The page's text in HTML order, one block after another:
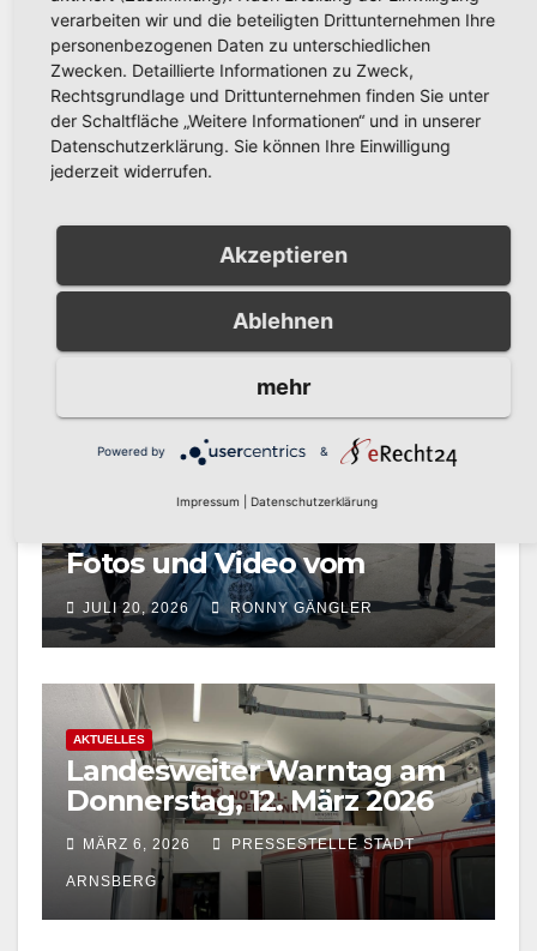
Related Post
AKTUELLES
Arnsberger gratulieren der
Partnerstadt Olesno zum
800-jährigen Stadtjubiläum
RONNY GÄNGLER
Fotos und Video vom
Festzug in Bachum jetzt
online
JULI 20, 2026 RONNY GÄNGLER
AKTUELLES
Landesweiter Warntag am
Donnerstag, 12. März 2026
MÄRZ 6, 2026 PRESSESTELLE STADT
ARNSBERG
verarbeiten wir und die beteiligten Drittunternehmen Ihre
personenbezogenen Daten zu unterschiedlichen
Zwecken. Detaillierte Informationen zu Zweck,
Rechtsgrundlage und Drittunternehmen finden Sie unter
der Schaltfläche „Weitere Informationen“ und in unserer
Datenschutzerklärung. Sie können Ihre Einwilligung
jederzeit widerrufen.
Akzeptieren
Ablehnen
mehr
Powered by &
Impressum Datenschutzerklärung